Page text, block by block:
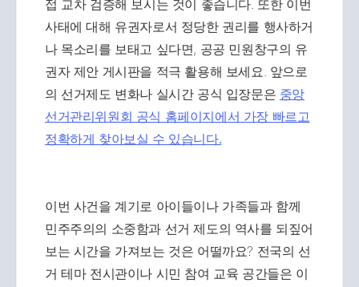
접 교차 검증해 보시는 것이 좋습니다. 또한 이번
사태에 대해 유권자로서 정당한 권리를 행사하거
나 목소리를 보태고 싶다면, 공공 민원창구의 유
권자 제안 게시판을 적극 활용해 보세요. 앞으로
의 선거제도 변화나 실시간 공식 입장문은 중앙
선거관리위원회 공식 홈페이지에서 가장 빠르고
정확하게 찾아보실 수 있습니다.
이번 사건을 계기로 아이들이나 가족들과 함께
민주주의의 소중함과 선거 제도의 역사를 되짚어
보는 시간을 가져보는 것은 어떨까요? 전국의 선
거 테마 전시관이나 시민 참여 교육 공간들은 이